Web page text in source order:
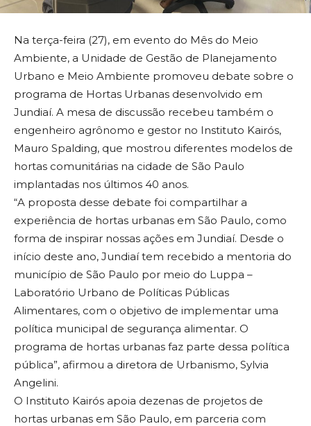
Na terça-feira (27), em evento do Mês do Meio
Ambiente, a Unidade de Gestão de Planejamento
Urbano e Meio Ambiente promoveu debate sobre o
programa de Hortas Urbanas desenvolvido em
Jundiaí. A mesa de discussão recebeu também o
engenheiro agrônomo e gestor no Instituto Kairós,
Mauro Spalding, que mostrou diferentes modelos de
hortas comunitárias na cidade de São Paulo
implantadas nos últimos 40 anos.
“A proposta desse debate foi compartilhar a
experiência de hortas urbanas em São Paulo, como
forma de inspirar nossas ações em Jundiaí. Desde o
início deste ano, Jundiaí tem recebido a mentoria do
município de São Paulo por meio do Luppa –
Laboratório Urbano de Políticas Públicas
Alimentares, com o objetivo de implementar uma
política municipal de segurança alimentar. O
programa de hortas urbanas faz parte dessa política
pública”, afirmou a diretora de Urbanismo, Sylvia
Angelini.
O Instituto Kairós apoia dezenas de projetos de
hortas urbanas em São Paulo, em parceria com